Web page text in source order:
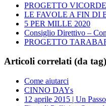
PROGETTO
LE FAVOLE A FIN DI
5 PER MILLE 2020
Consiglio Direttivo –
PROGETTO
Articoli correlati (da tag)
Come aiutarci
CINNO DAYs
12 aprile 2015 | Un